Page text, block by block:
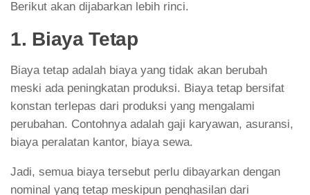
Berikut akan dijabarkan lebih rinci.
1. Biaya Tetap
Biaya tetap adalah biaya yang tidak akan berubah
meski ada peningkatan produksi. Biaya tetap bersifat
konstan terlepas dari produksi yang mengalami
perubahan. Contohnya adalah gaji karyawan, asuransi,
biaya peralatan kantor, biaya sewa.
Jadi, semua biaya tersebut perlu dibayarkan dengan
nominal yang tetap meskipun penghasilan dari